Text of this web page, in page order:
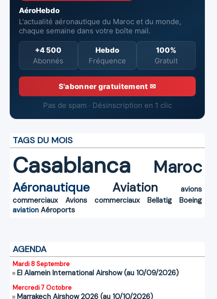
AéroHebdo
L'actualité aéronautique du Maroc et du monde,
chaque semaine dans votre boîte mail.
+4 500
Abonnés
Hebdo
Fréquence
100%
Gratuit
S'abonner gratuitement ✉
Pas de spam · Désinscription en 1 clic
TAGS DU MOIS
Casablanca Maroc
Aéronautique Aviation
avions
commerciaux
Avions commerciaux Bellatig
Boeing
aviation Aéroports
AGENDA
Mardi 8 Septembre
El Alamein International Airshow (au 10/09/2026)
Mercredi 7 Octobre
Marrakech Airshow 2026 (au 10/10/2026)